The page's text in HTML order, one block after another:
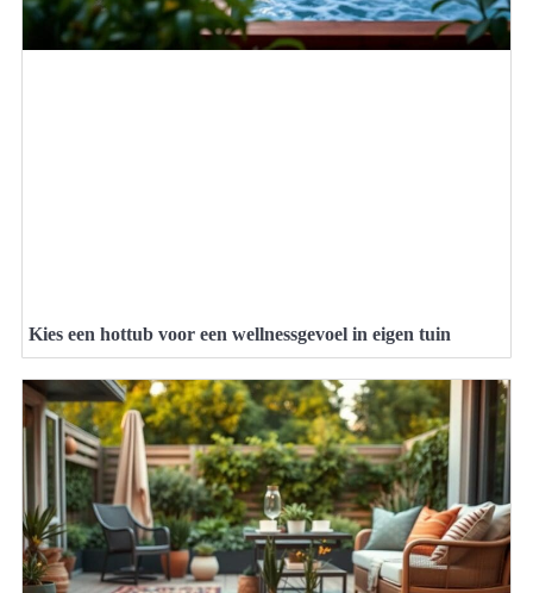
Kies een hottub voor een wellnessgevoel in eigen tuin